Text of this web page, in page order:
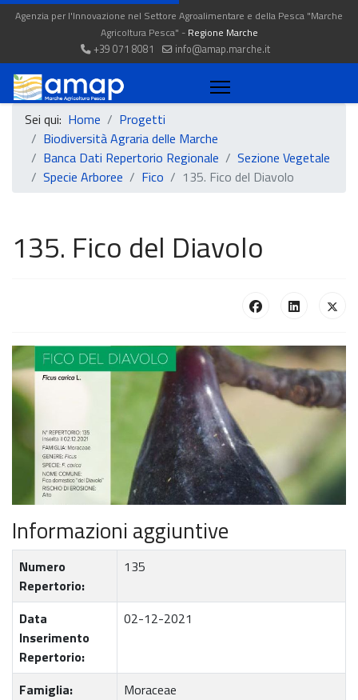
Agenzia per l'Innovazione nel Settore Agroalimentare e della Pesca "Marche
Agricoltura Pesca" - Regione Marche
+39 071 8081
info@amap.marche.it
Sei qui: Home
Progetti
Biodiversità Agraria delle Marche
Banca Dati Repertorio Regionale
Sezione Vegetale
Specie Arboree
Fico 135. Fico del Diavolo
135. Fico del Diavolo
Informazioni aggiuntive
Numero
Repertorio:
135
Data
Inserimento
Repertorio:
02-12-2021
Famiglia:
Moraceae